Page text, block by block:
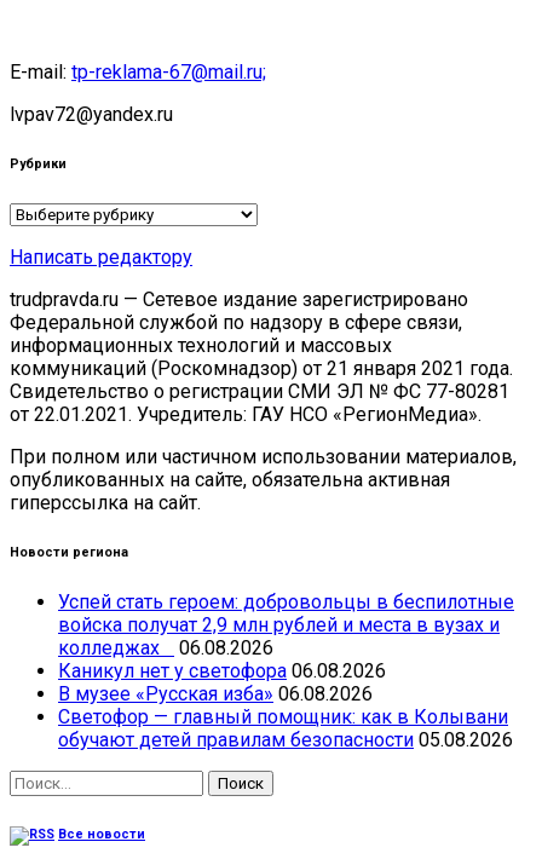
E-mail: tp-reklama-67@mail.ru;
lvpav72@yandex.ru
Рубрики
Рубрики
Написать редактору
trudpravda.ru — Сетевое издание зарегистрировано
Федеральной службой по надзору в сфере связи,
информационных технологий и массовых
коммуникаций (Роскомнадзор) от 21 января 2021 года.
Свидетельство о регистрации СМИ ЭЛ № ФС 77-80281
от 22.01.2021. Учредитель: ГАУ НСО «РегионМедиа».
При полном или частичном использовании материалов,
опубликованных на сайте, обязательна активная
гиперссылка на сайт.
Новости региона
Успей стать героем: добровольцы в беспилотные
войска получат 2,9 млн рублей и места в вузах и
колледжах
06.08.2026
Каникул нет у светофора 06.08.2026
В музее «Русская изба» 06.08.2026
Светофор — главный помощник: как в Колывани
обучают детей правилам безопасности 05.08.2026
Найти:
Все новости